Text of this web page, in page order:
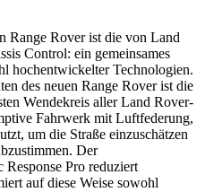
Range Rover ist die von Land
Control: ein gemeinsames
hochentwickelter Technologien.
des neuen Range Rover ist die
Wendekreis aller Land Rover-
Fahrwerk mit Luftfederung,
um die Straße einzuschätzen
Der
Pro reduziert
auf diese Weise sowohl